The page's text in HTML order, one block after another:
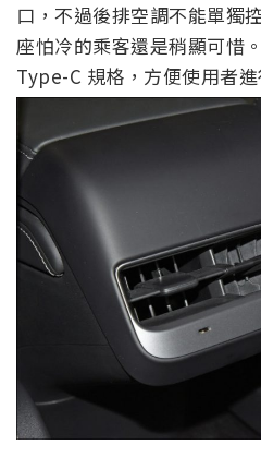
口，不過後排空調不能單獨
座怕冷的乘客還是稍顯可惜
Type-C 規格，方便使用者進